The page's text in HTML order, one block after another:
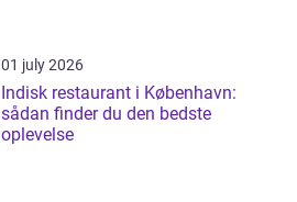
01 july 2026
Indisk restaurant i København:
sådan finder du den bedste
oplevelse